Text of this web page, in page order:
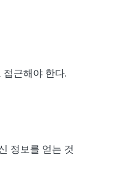
근해야 한다.
정보를 얻는 것